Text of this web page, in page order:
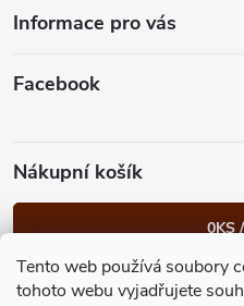
Tento web používá soubory
tohoto webu vyjadřujete
Informace pro vás
Facebook
Nákupní košík
0KS /
Heureka.cz Facebook